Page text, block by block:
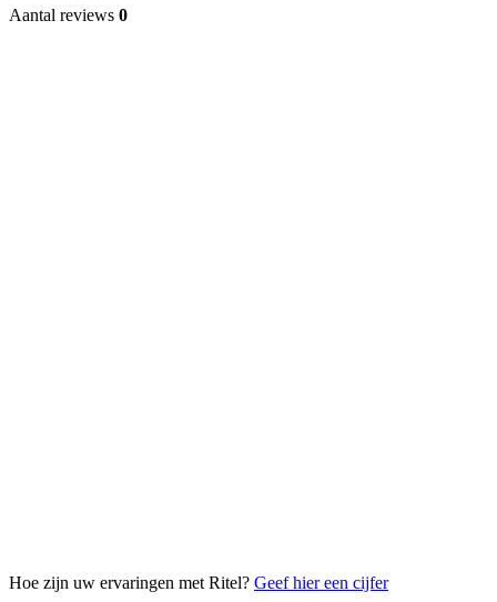
Aantal reviews 0
Hoe zijn uw ervaringen met Ritel? Geef hier een cijfer